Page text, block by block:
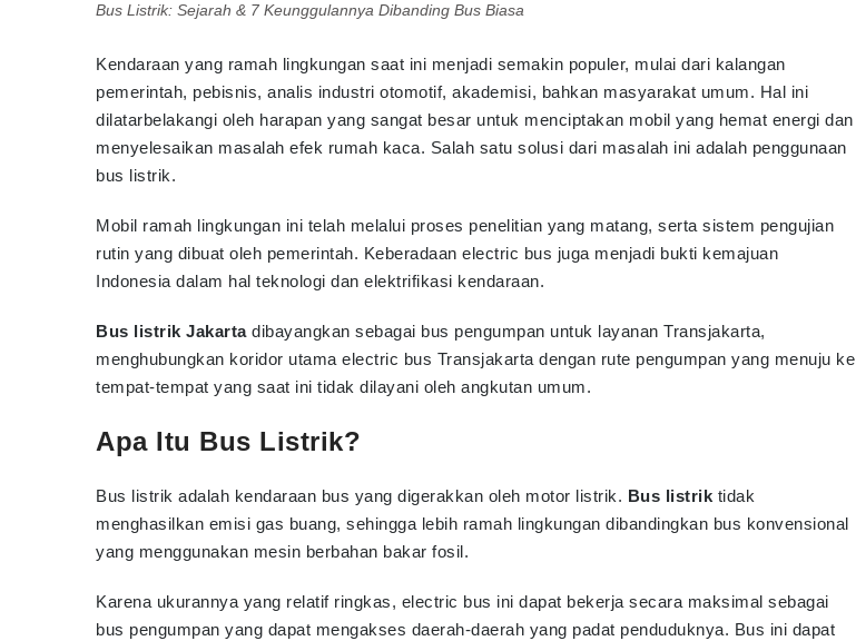
Bus Listrik: Sejarah & 7 Keunggulannya Dibanding Bus Biasa
Kendaraan yang ramah lingkungan saat ini menjadi semakin populer, mulai dari kalangan
pemerintah, pebisnis, analis industri otomotif, akademisi, bahkan masyarakat umum. Hal ini
dilatarbelakangi oleh harapan yang sangat besar untuk menciptakan mobil yang hemat energi dan
menyelesaikan masalah efek rumah kaca. Salah satu solusi dari masalah ini adalah penggunaan
bus listrik.
Mobil ramah lingkungan ini telah melalui proses penelitian yang matang, serta sistem pengujian
rutin yang dibuat oleh pemerintah. Keberadaan electric bus juga menjadi bukti kemajuan
Indonesia dalam hal teknologi dan elektrifikasi kendaraan.
Bus listrik Jakartadibayangkan sebagai bus pengumpan untuk layanan Transjakarta,
menghubungkan koridor utama electric bus Transjakarta dengan rute pengumpan yang menuju ke
tempat-tempat yang saat ini tidak dilayani oleh angkutan umum.
Apa Itu Bus Listrik?
Bus listrik adalah kendaraan bus yang digerakkan oleh motor listrik. Bus listrik tidak
menghasilkan emisi gas buang, sehingga lebih ramah lingkungan dibandingkan bus konvensional
yang menggunakan mesin berbahan bakar fosil.
Karena ukurannya yang relatif ringkas, electric bus ini dapat bekerja secara maksimal sebagai
bus pengumpan yang dapat mengakses daerah-daerah yang padat penduduknya. Bus ini dapat